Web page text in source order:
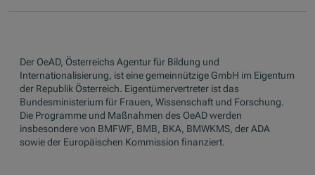
Der OeAD, Österreichs Agentur für Bildung und
Internationalisierung, ist eine gemeinnützige GmbH im Eigentum
der Republik Österreich. Eigentümervertreter ist das
Bundesministerium für Frauen, Wissenschaft und Forschung.
Die Programme und Maßnahmen des OeAD werden
insbesondere von BMFWF, BMB, BKA, BMWKMS, der ADA
sowie der Europäischen Kommission finanziert.